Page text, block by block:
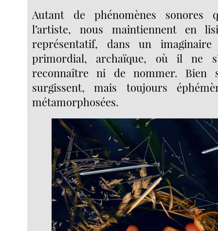
Autant de phénomènes sonores
l’artiste, nous maintiennent en
représentatif, dans un imaginaire
primordial, archaïque, où il ne
reconnaître ni de nommer. Bien
surgissent, mais toujours
métamorphosées.